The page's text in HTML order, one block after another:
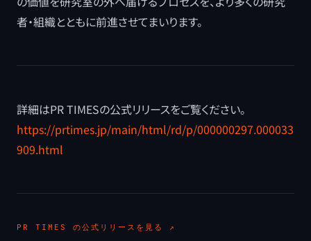
者・組織とともに前進させてまいります。
詳細はPR TIMESの公式リリースをご覧ください。
https://prtimes.jp/main/html/rd/p/000000297.000033
909.html
PR TIMES の公式リリースを見る ↗